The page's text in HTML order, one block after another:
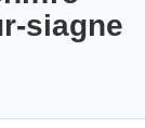
siagne